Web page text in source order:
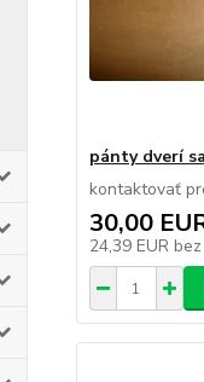
pánty dverí
kontaktovať
30,00
24,39 EUR